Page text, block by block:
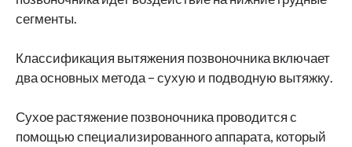
сегменты.
Классификация вытяжения позвоночника включает
два основных метода – сухую и подводную вытяжку.
Сухое растяжение позвоночника проводится с
помощью специализированного аппарата, который